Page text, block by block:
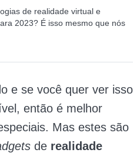
de realidade virtual e
2023? É isso mesmo que nós
e se você quer ver isso
então é melhor
Mas estes são
de realidade